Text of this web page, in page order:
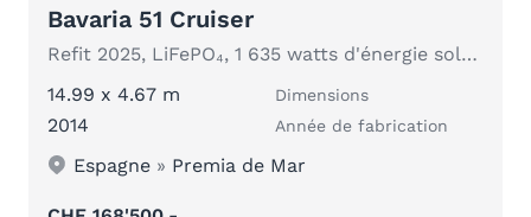
Bavaria 51 Cruiser
Refit 2025, LiFePO₄, 1 635 watts d'énergie solaire, Victron, support d'appareils
14.99 x 4.67 m
Dimensions
2014 Année de fabrication
Espagne » Premia de Mar